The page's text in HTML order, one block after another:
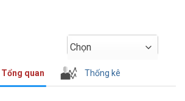
Chọn
Tổng quan Thống kê